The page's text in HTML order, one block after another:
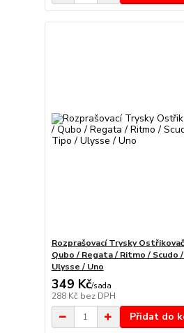
Rozprašovací Trysky
Qubo / Regata / Ritmo / Scudo
Ulysse / Uno
349 Kč/sada
288 Kč bez DPH
Přidat do